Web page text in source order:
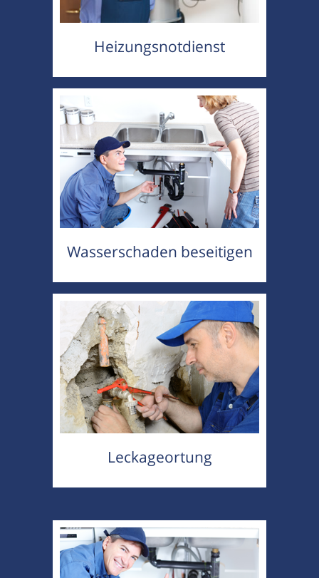
Heizungsnotdienst
Wasserschaden beseitigen
Leckageortung